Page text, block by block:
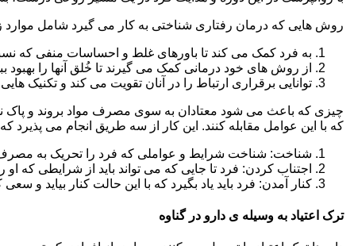
روش هایی که درمان رفتاری شناختی به کار می گیرد شامل موارد
به فرد کمک می کند تا باورهای غلط و احساسات منفی که نسبت
از روش های خود درمانی کمک می گیرند تا خُلق آنها را بهبود
توانایی برقراری ارتباط را در آنان تقویت می کند و تکنیک
چیزی که باعث می شود معتادان به سوی مصرف مواد بروند و پاک
که با این عوامل مقابله کنند. این کار از سه طریق انجام می پذیرد
شناخت: شناخت شرایط و عواملی که فرد را تحریک به مصرف
اجتناب کردن: فرد تا جایی که می تواند باید از شرایطی که
کنار آمدن: فرد باید یاد بگیرد که با این حالت کنار بیاید و
ترک اعتیاد به وسیله ی دارو در گناوه